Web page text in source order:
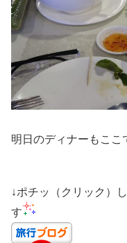
明日のディナーもここ
↓ポチッ（クリック）
す